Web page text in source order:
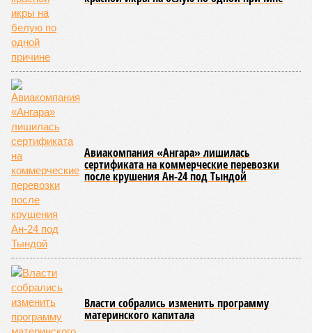
Авиакомпания «Ангара» лишилась
сертификата на коммерческие перевозки
после крушения Ан-24 под Тындой
Власти собрались изменить программу
материнского капитала